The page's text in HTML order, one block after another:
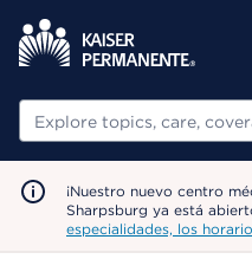
Buscar
¡Nuestro nuevo centro
Sharpsburg ya está
especialidades, los